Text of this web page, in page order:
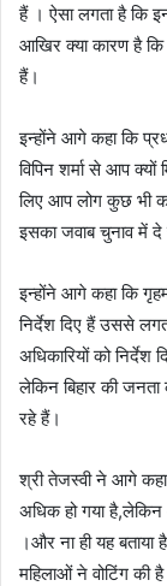
हैं । ऐसा लगता है कि
आखिर क्या कारण है
हैं।
इन्होंने आगे कहा कि
विपिन शर्मा से आप क्यों
लिए आप लोग कुछ भी
इसका जवाब चुनाव में दे
‌इन्होंने आगे कहा कि
निर्देश दिए हैं उससे
अधिकारियों को निर्देश
लेकिन बिहार की
रहे हैं।
श्री तेजस्वी ने आगे
अधिक हो गया
।और ना ही यह
महिलाओं ने वोटिंग की